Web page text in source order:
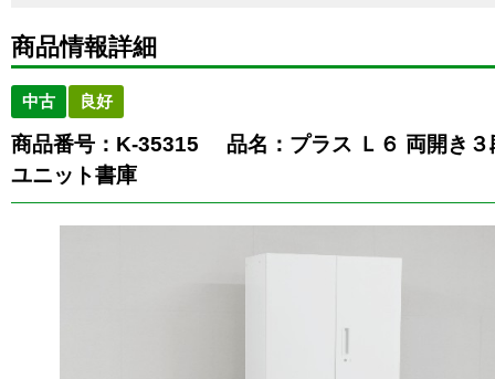
商品情報詳細
中古 良好
商品番号：K-35315
品名：プラス Ｌ６ 両開き
ユニット書庫